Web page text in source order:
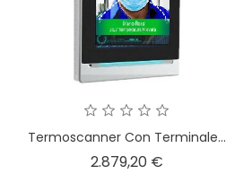
Termoscanner Con Terminale...
2.879,20 €Prezzo